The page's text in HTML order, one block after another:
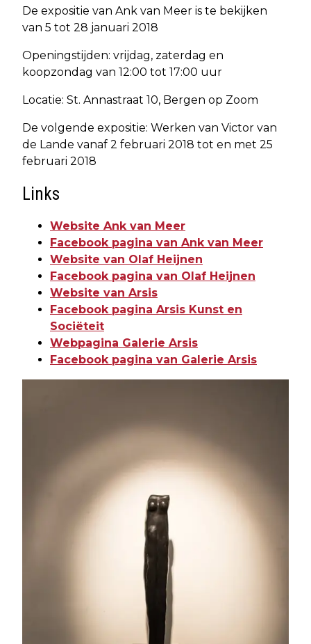
De expositie van Ank van Meer is te bekijken
van 5 tot 28 januari 2018
Openingstijden: vrijdag, zaterdag en
koopzondag van 12:00 tot 17:00 uur
Locatie: St. Annastraat 10, Bergen op Zoom
De volgende expositie: Werken van Victor van
de Lande vanaf 2 februari 2018 tot en met 25
februari 2018
Links
Website Ank van Meer
Facebook pagina van Ank van Meer
Website van Olaf Heijnen
Facebook pagina van Olaf Heijnen
Website van Arsis
Facebook pagina Arsis Kunst en
Sociëteit
Webpagina Galerie Arsis
Facebook pagina van Galerie Arsis